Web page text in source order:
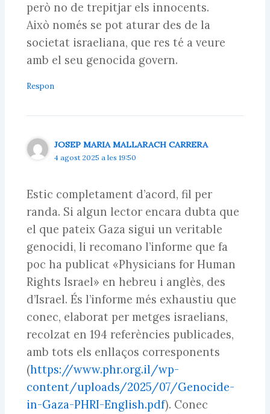
però no de trepitjar els innocents.
Això només se pot aturar des de la
societat israeliana, que res té a veure
amb el seu genocida govern.
Respon
JOSEP MARIA MALLARACH CARRERA
4 agost 2025 a les 19:50
Estic completament d’acord, fil per
randa. Si algun lector encara dubta que
el que pateix Gaza sigui un veritable
genocidi, li recomano l’informe que fa
poc ha publicat «Physicians for Human
Rights Israel» en hebreu i anglès, des
d’Israel. És l’informe més exhaustiu que
conec, elaborat per metges israelians,
recolzat en 194 referències publicades,
amb tots els enllaços corresponents
(https://www.phr.org.il/wp-
content/uploads/2025/07/Genocide-
in-Gaza-PHRI-English.pdf). Conec